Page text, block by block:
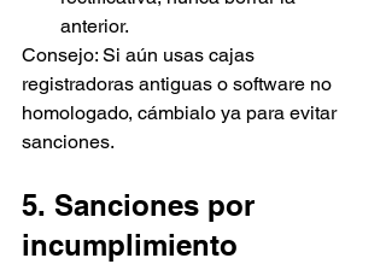
anterior.
Consejo: Si aún usas cajas
registradoras antiguas o software no
homologado, cámbialo ya para evitar
sanciones.
5. Sanciones por
incumplimiento